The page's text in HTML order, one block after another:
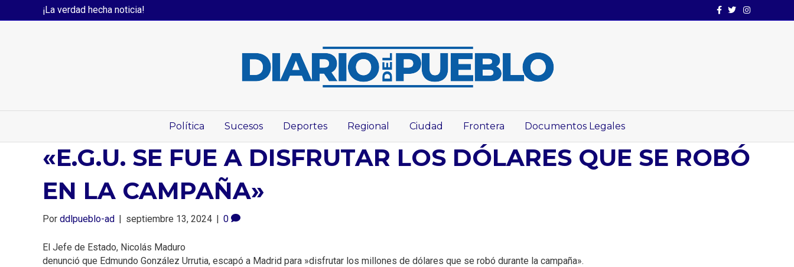
¡La verdad hecha noticia! Facebook
TwitterInstagram
Política Sucesos Deportes Regional Ciudad Frontera Documentos Legales
«E.G.U. SE FUE A DISFRUTAR LOS DÓLARES QUE SE ROBÓ
EN LA CAMPAÑA»
Por ddlpueblo-ad | septiembre 13, 2024 | 0
El Jefe de Estado, Nicolás Maduro
denunció que Edmundo González Urrutia, escapó a Madrid para »disfrutar los millones de dólares que se robó durante la campaña».